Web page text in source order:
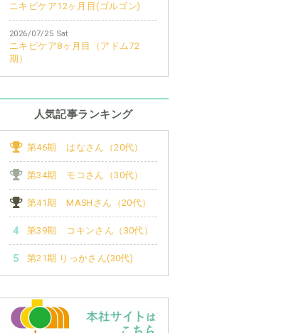
ニキビケア12ヶ月目(ゴルゴン)
2026/07/25 Sat
ニキビケア8ヶ月目（アドム72
期）
人気記事ランキング
第46期 はなさん（20代）
第34期 モコさん（30代）
第41期 MASHさん（20代）
第39期 コキンさん（30代）
第21期 りっかさん(30代)